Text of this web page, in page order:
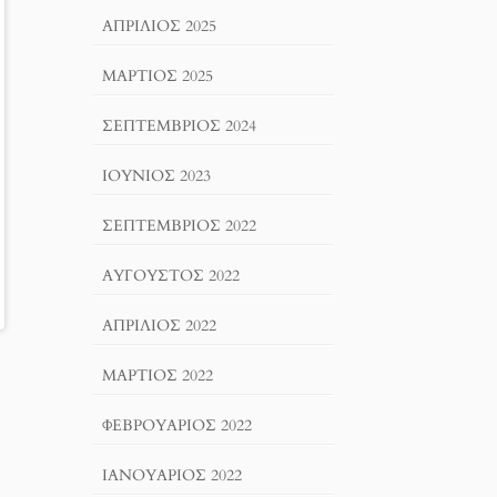
ΑΠΡΊΛΙΟΣ 2025
ΜΆΡΤΙΟΣ 2025
ΣΕΠΤΈΜΒΡΙΟΣ 2024
ΙΟΎΝΙΟΣ 2023
ΣΕΠΤΈΜΒΡΙΟΣ 2022
ΑΎΓΟΥΣΤΟΣ 2022
ΑΠΡΊΛΙΟΣ 2022
ΜΆΡΤΙΟΣ 2022
ΦΕΒΡΟΥΆΡΙΟΣ 2022
ΙΑΝΟΥΆΡΙΟΣ 2022